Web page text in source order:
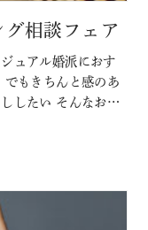
相談フェア
ュアル婚派におす
もきちんと感のあ
したい そんなおふ
ンテンツ